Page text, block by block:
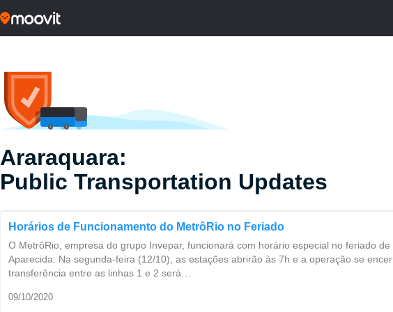
Araraquara:
Public Transportation Updates
Horários de Funcionamento do MetrôRio no Feriado
O MetrôRio, empresa do grupo Invepar, funcionará com horário especial no feriado de
Aparecida. Na segunda-feira (12/10), as estações abrirão às 7h e a operação se
transferência entre as linhas 1 e 2 será…
09/10/2020